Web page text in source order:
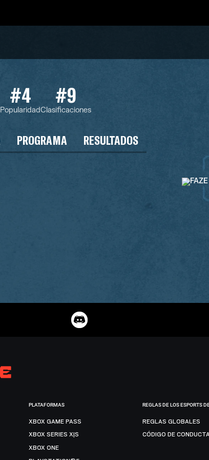
#4
Popularidad
#9
Clasificaciones
PROGRAMA RESULTADOS
PLATAFORMAS
XBOX GAME PASS
XBOX SERIES X|S
XBOX ONE
REGLAS DE LOS ESPORTS
REGLAS GLOBALES
CÓDIGO DE